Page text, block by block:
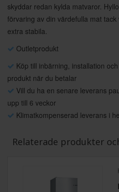
skyddar redan kylda matvaror.
förvaring av din värdefulla mat
extra stabila.
Outletprodukt
Köp till inbärning, installation
produkt när du betalar
Vill du ha en senare leverans
upp till 6 veckor
Klimatkompenserad leverans i
Relaterade produkter